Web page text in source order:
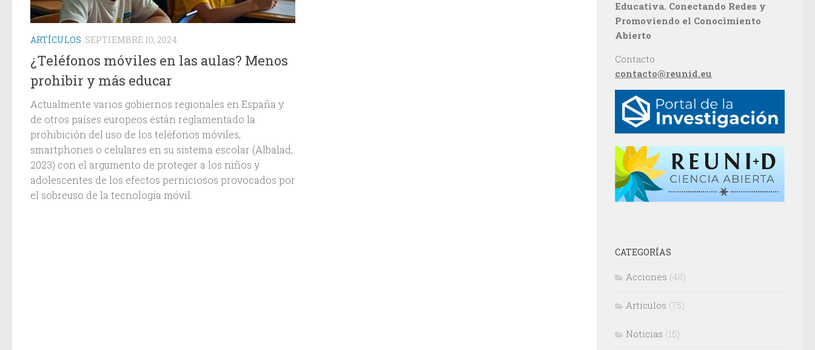
ARTÍCULOS SEPTIEMBRE 10, 2024
¿Teléfonos móviles en las aulas? Menos
prohibir y más educar
Actualmente varios gobiernos regionales en España y
de otros países europeos están reglamentado la
prohibición del uso de los teléfonos móviles,
smartphones o celulares en su sistema escolar (Albalad,
2023) con el argumento de proteger a los niños y
adolescentes de los efectos perniciosos provocados por
el sobreuso de la tecnología móvil.
Educativa. Conectando Redes y
Promoviendo el Conocimiento
Abierto
Contacto
contacto@reunid.eu
CATEGORÍAS
Acciones (48)
Artículos (75)
Noticias (15)